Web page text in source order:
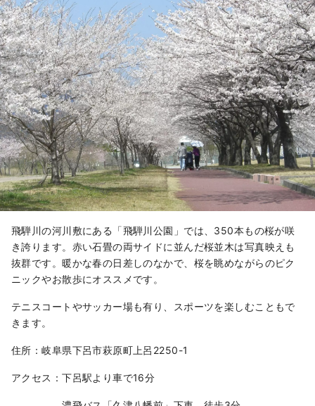
飛騨川の河川敷にある「飛騨川公園」では、350本もの桜が咲
き誇ります。赤い石畳の両サイドに並んだ桜並木は写真映えも
抜群です。暖かな春の日差しのなかで、桜を眺めながらのピク
ニックやお散歩にオススメです。
テニスコートやサッカー場も有り、スポーツを楽しむこともで
きます。
住所：岐阜県下呂市萩原町上呂2250-1
アクセス：下呂駅より車で16分